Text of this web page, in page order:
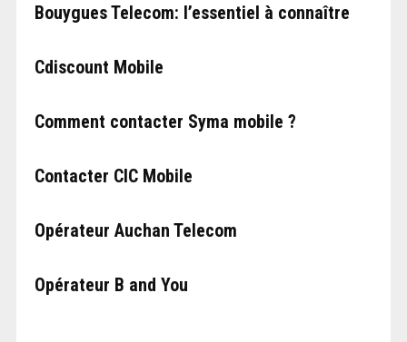
Bouygues Telecom: l’essentiel à connaître
Cdiscount Mobile
Comment contacter Syma mobile ?
Contacter CIC Mobile
Opérateur Auchan Telecom
Opérateur B and You